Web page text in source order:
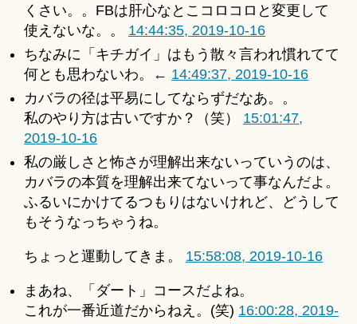
くさい。。FBは肝心なとこコロコロと変更して
使えないな。。 14:44:35, 2019-10-16
ちなみに「キチガイ」はもう散々言われ慣れてて
何とも思わないわ。← 14:49:37, 2019-10-16
カバラの径は平易にしてならずだなあ。。
私のやり方は古いですか？（笑） 15:01:47,
2019-10-16
私の厳しさと怖さが理解出来ないっていうのは、
カバラの本質を理解出来てないって事なんだよ。
ふるいにかけてるつもりはないけれど、どうして
もそうなっちゃうね。
ちょっと運動してきま。 15:58:08, 2019-10-16
まあね、「ダート」コースだよね。
これが一番近道だからねえ。(笑) 16:00:28, 2019-